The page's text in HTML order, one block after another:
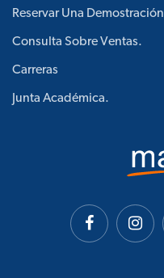
Reservar Una Demostración
Consulta Sobre Ventas.
Carreras
Junta Académica.